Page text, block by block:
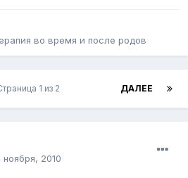
во время и после родов
ДАЛЕЕ
1 из 2
ноября, 2010